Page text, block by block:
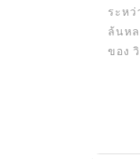
ระห
ล้นห
ของ